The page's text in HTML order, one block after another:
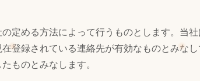
定める方法によって行うものとします。当
登録されている連絡先が有効なものとみな
ものとみなします。